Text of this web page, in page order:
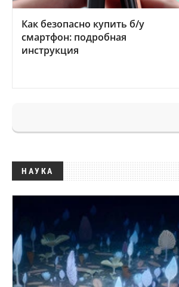
Как безопасно купить б/у
смартфон: подробная
инструкция
НАУКА